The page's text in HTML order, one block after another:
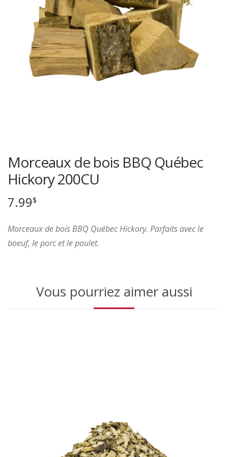
Morceaux de bois BBQ Québec
Hickory 200CU
7.99$
Morceaux de bois BBQ Québec Hickory. Parfaits avec le
boeuf, le porc et le poulet.
Vous pourriez aimer aussi